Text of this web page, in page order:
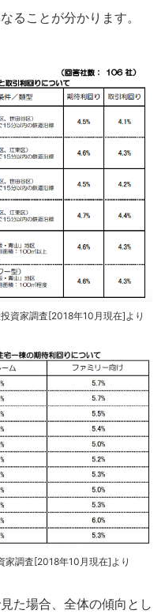
ることが分かります。
資家調査[2018年10月現在]より
家調査[2018年10月現在]より
た場合、全体の傾向とし